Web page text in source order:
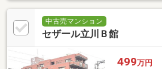
中古売マンション
セザール立川Ｂ館
499万円